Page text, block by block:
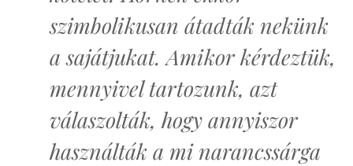
szimbolikusan átadták nekünk
a sajátjukat. Amikor kérdeztük,
mennyivel tartozunk, azt
válaszolták, hogy annyiszor
használták a mi narancssárga